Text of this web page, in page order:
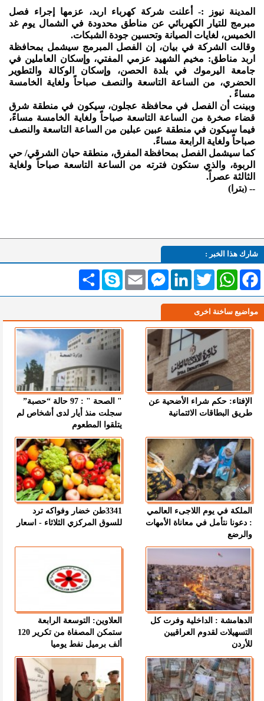
المدينة نيوز :- أعلنت شركة كهرباء اربد، عزمها إجراء فصل
مبرمج للتيار الكهربائي عن مناطق محدودة في الشمال يوم غد
الخميس، لغايات الصيانة وتحسين جودة الشبكات.
وقالت الشركة في بيان، إن الفصل المبرمج سيشمل بمحافظة
اربد مناطق: مخيم الشهيد عزمي المفتي، وإسكان العاملين في
جامعة اليرموك في بلدة الحصن، وإسكان الوكالة والتطوير
الحضري، من الساعة التاسعة والنصف صباحاً ولغاية الخامسة
مساءً .
وبينت أن الفصل في محافظة عجلون، سيكون في منطقة شرق
قضاء صخرة من الساعة التاسعة صباحاً ولغاية الخامسة مساءً،
فيما سيكون في منطقة عبين عبلين من الساعة التاسعة والنصف
صباحاً ولغاية الرابعة مساءً.
كما سيشمل الفصل بمحافظة المفرق، منطقة حيان الشرقي/ حي
الربوة، والذي ستكون فترته من الساعة التاسعة صباحاً ولغاية
الثالثة عصراً.
-- (بترا)
شارك هذا الخبر :
انشر Skype Email
MessengerLinkedInTwitterWhatsAppFacebook
مواضيع ساخنة اخرى
الإفتاء: حكم شراء الأضحية عن
طريق البطاقات الائتمانية
" الصحة " : 97 حالة “حصبة”
سجلت منذ أيار لدى أشخاص لم
يتلقوا المطعوم
الملكة في يوم اللاجىء العالمي
: دعونا نتأمل في معاناة الأمهات
والرضع
3341طن خضار وفواكه ترد
للسوق المركزي الثلاثاء - اسعار
الدهامشة : الداخلية وفرت كل
التسهيلات لقدوم العراقيين
للأردن
العلاوين: التوسعة الرابعة
ستمكن المصفاة من تكرير 120
ألف برميل نفط يوميا